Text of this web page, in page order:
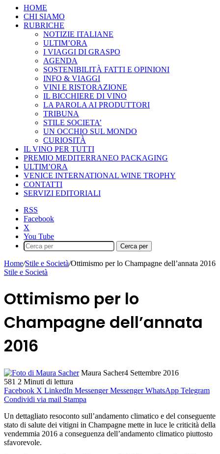
HOME
CHI SIAMO
RUBRICHE
NOTIZIE ITALIANE
ULTIM’ORA
I VIAGGI DI GRASPO
AGENDA
SOSTENIBILITÀ FATTI E OPINIONI
INFO & VIAGGI
VINI E RISTORAZIONE
IL BICCHIERE DI VINO
LA PAROLA AI PRODUTTORI
TRIBUNA
STILE SOCIETA’
UN OCCHIO SUL MONDO
CURIOSITÀ
IL VINO PER TUTTI
PREMIO MEDITERRANEO PACKAGING
ULTIM’ORA
VENICE INTERNATIONAL WINE TROPHY
CONTATTI
SERVIZI EDITORIALI
RSS
Facebook
X
You Tube
Cerca per
Home/Stile e Società/Ottimismo per lo Champagne dell’annata 2016
Stile e Società
Ottimismo per lo
Champagne dell’annata
2016
Maura Sacher4 Settembre 2016
581 2 Minuti di lettura
Facebook X LinkedIn Messenger Messenger WhatsApp Telegram
Condividi via mail Stampa
Un dettagliato resoconto sull’andamento climatico e del conseguente
stato di salute dei vitigni in Champagne mette in luce le criticità della
vendemmia 2016 a conseguenza dell’andamento climatico piuttosto
sfavorevole.